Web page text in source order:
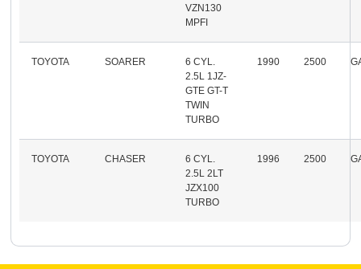
VZN130
MPFI
TOYOTA SOARER
6 CYL.
2.5L 1JZ-
GTE GT-T
TWIN
TURBO
1990 2500
TOYOTA CHASER
6 CYL.
2.5L 2LT
JZX100
TURBO
1996 2500